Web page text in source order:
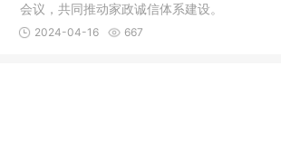
会议，共同推动家政诚信体系建设。
2024-04-16 667